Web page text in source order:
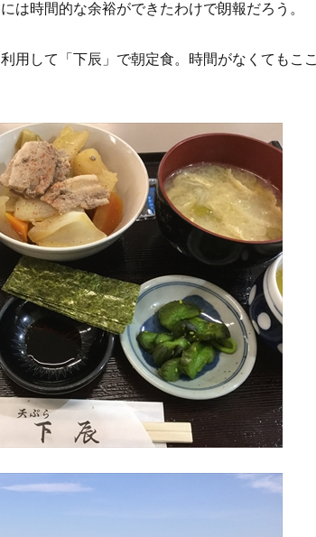
は時間的な余裕ができたわけで朗報だろう。
用して「下辰」で朝定食。時間がなくてもここ